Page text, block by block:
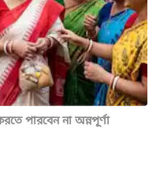
পারবেন না অন্নপূর্ণা